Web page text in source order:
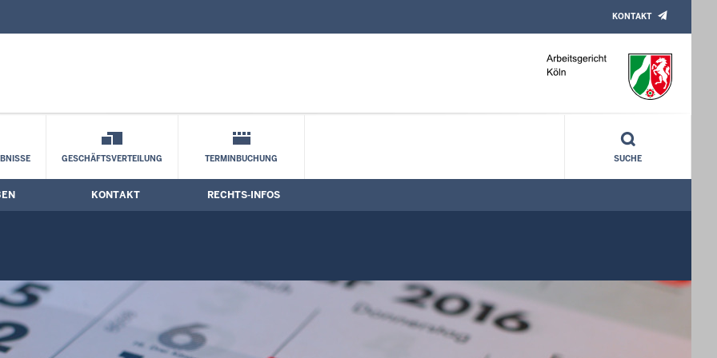
Kontaktformular
KONTAKT
GESCHÄFTSVERTEILUNG TERMINBUCHUNG SUCHE
KONTAKT RECHTS-INFOS